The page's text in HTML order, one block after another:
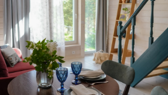
Не откладывайте
свой отдых!
Форма обратной связи
Заполните форму ниже или напишите
нам в whatsapp, чтобы забронировать
домик, и начать готовиться
к незабываемому отдыху у озера